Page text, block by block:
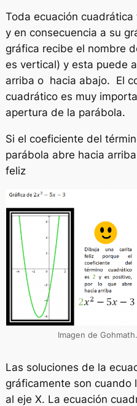
Toda ecuación
y en consecuencia a su
gráfica recibe el nombre
es vertical) y esta puede
arriba o hacia abajo. El
cuadrático es muy
apertura de la parábola.
Si el coeficiente del
parábola abre hacia
feliz
Imagen de Gohmath.
Las soluciones de la
gráficamente son cuando
al eje X. La ecuación